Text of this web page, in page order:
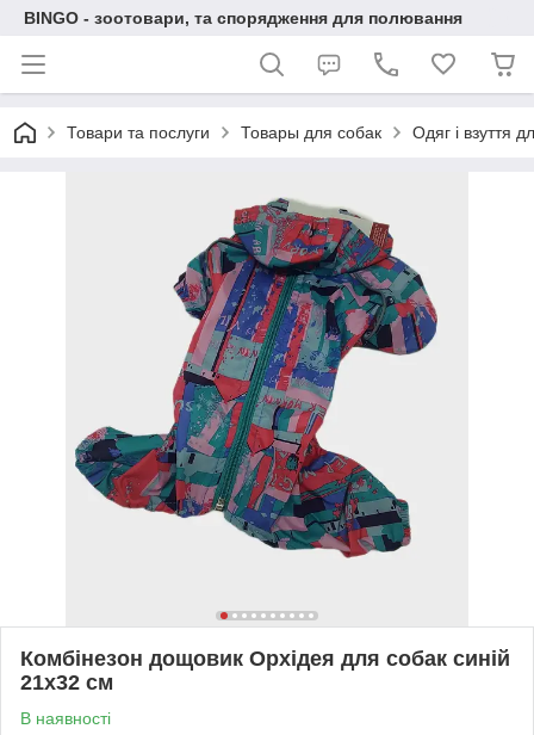
BINGO - зоотовари, та спорядження для полювання
Товари та послуги Товары для собак Одяг і взуття
Комбінезон дощовик Орхідея для собак синій
21х32 см
В наявності